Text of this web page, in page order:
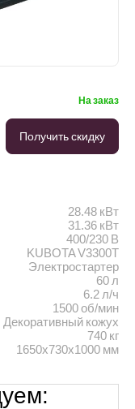
На заказ
Получить скидку
28.48 кВт
31.36 кВт
400/230 В
KUBOTA V3300T
Электростартер
60 л
6.2 л/ч
1500 об/мин
Декоративный кожух
740 кг
1650х730х1000 мм